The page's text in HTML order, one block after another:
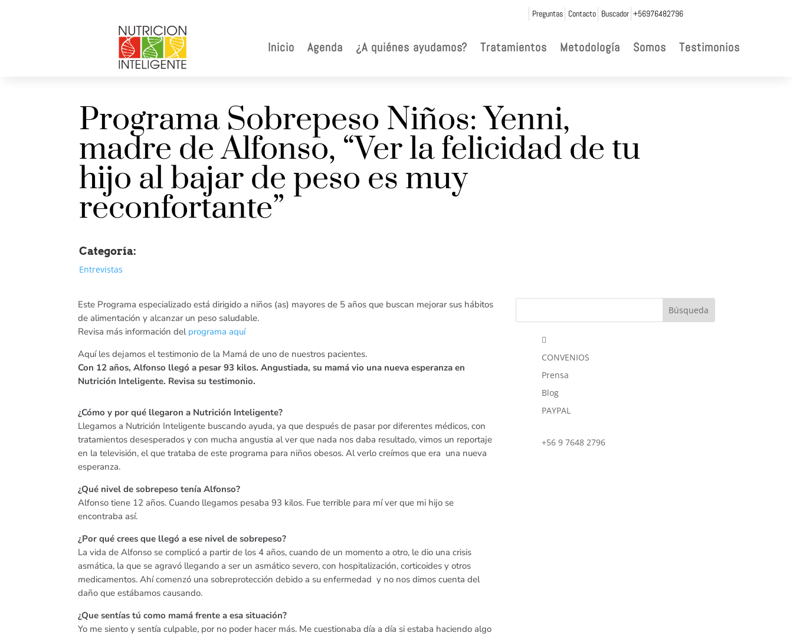
Preguntas Contacto Buscador +56976482796
Inicio Agenda ¿A quiénes ayudamos? Tratamientos Metodología Somos Testimonios
Programa Sobrepeso Niños: Yenni,
madre de Alfonso, “Ver la felicidad de tu
hijo al bajar de peso es muy
reconfortante”
Categoría:
Entrevistas
Este Programa especializado está dirigido a niños (as) mayores de 5 años que buscan mejorar sus hábitos
de alimentación y alcanzar un peso saludable.
Revisa más información del programa aquí
Aquí les dejamos el testimonio de la Mamá de uno de nuestros pacientes.
Con 12 años, Alfonso llegó a pesar 93 kilos. Angustiada, su mamá vio una nueva esperanza en
Nutrición Inteligente. Revisa su testimonio.
¿Cómo y por qué llegaron a Nutrición Inteligente?
Llegamos a Nutrición Inteligente buscando ayuda, ya que después de pasar por diferentes médicos, con
tratamientos desesperados y con mucha angustia al ver que nada nos daba resultado, vimos un reportaje
en la televisión, el que trataba de este programa para niños obesos. Al verlo creímos que era una nueva
esperanza.
¿Qué nivel de sobrepeso tenía Alfonso?
Alfonso tiene 12 años. Cuando llegamos pesaba 93 kilos. Fue terrible para mí ver que mi hijo se
encontraba así.
¿Por qué crees que llegó a ese nivel de sobrepeso?
La vida de Alfonso se complicó a partir de los 4 años, cuando de un momento a otro, le dio una crisis
asmática, la que se agravó llegando a ser un asmático severo, con hospitalización, corticoides y otros
medicamentos. Ahí comenzó una sobreprotección debido a su enfermedad y no nos dimos cuenta del
daño que estábamos causando.
¿Que sentías tú como mamá frente a esa situación?
Yo me siento y sentía culpable, por no poder hacer más. Me cuestionaba día a día si estaba haciendo algo

CONVENIOS
Prensa
Blog
PAYPAL
+56 9 7648 2796